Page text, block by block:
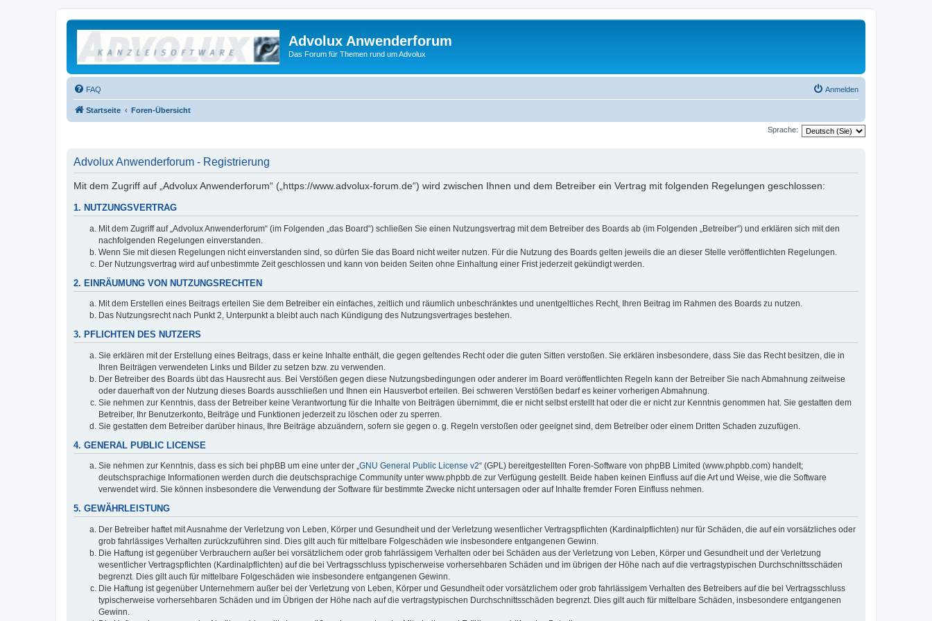
Advolux Anwenderforum
Das Forum für Themen rund um Advolux
FAQ Anmelden
Startseite Foren-Übersicht
Sprache:
Advolux Anwenderforum - Registrierung
Mit dem Zugriff auf „Advolux Anwenderforum“ („https://www.advolux-forum.de“) wird zwischen Ihnen und dem Betreiber ein Vertrag mit folgenden Regelungen geschlossen:
1. NUTZUNGSVERTRAG
Mit dem Zugriff auf „Advolux Anwenderforum“ (im Folgenden „das Board“) schließen Sie einen Nutzungsvertrag mit dem Betreiber des Boards ab (im Folgenden „Betreiber“) und erklären sich mit den
nachfolgenden Regelungen einverstanden.
Wenn Sie mit diesen Regelungen nicht einverstanden sind, so dürfen Sie das Board nicht weiter nutzen. Für die Nutzung des Boards gelten jeweils die an dieser Stelle veröffentlichten Regelungen.
Der Nutzungsvertrag wird auf unbestimmte Zeit geschlossen und kann von beiden Seiten ohne Einhaltung einer Frist jederzeit gekündigt werden.
2. EINRÄUMUNG VON NUTZUNGSRECHTEN
Mit dem Erstellen eines Beitrags erteilen Sie dem Betreiber ein einfaches, zeitlich und räumlich unbeschränktes und unentgeltliches Recht, Ihren Beitrag im Rahmen des Boards zu nutzen.
Das Nutzungsrecht nach Punkt 2, Unterpunkt a bleibt auch nach Kündigung des Nutzungsvertrages bestehen.
3. PFLICHTEN DES NUTZERS
Sie erklären mit der Erstellung eines Beitrags, dass er keine Inhalte enthält, die gegen geltendes Recht oder die guten Sitten verstoßen. Sie erklären insbesondere, dass Sie das Recht besitzen, die in
Ihren Beiträgen verwendeten Links und Bilder zu setzen bzw. zu verwenden.
Der Betreiber des Boards übt das Hausrecht aus. Bei Verstößen gegen diese Nutzungsbedingungen oder anderer im Board veröffentlichten Regeln kann der Betreiber Sie nach Abmahnung zeitweise
oder dauerhaft von der Nutzung dieses Boards ausschließen und Ihnen ein Hausverbot erteilen. Bei schweren Verstößen bedarf es keiner vorherigen Abmahnung.
Sie nehmen zur Kenntnis, dass der Betreiber keine Verantwortung für die Inhalte von Beiträgen übernimmt, die er nicht selbst erstellt hat oder die er nicht zur Kenntnis genommen hat. Sie gestatten dem
Betreiber, Ihr Benutzerkonto, Beiträge und Funktionen jederzeit zu löschen oder zu sperren.
Sie gestatten dem Betreiber darüber hinaus, Ihre Beiträge abzuändern, sofern sie gegen o. g. Regeln verstoßen oder geeignet sind, dem Betreiber oder einem Dritten Schaden zuzufügen.
4. GENERAL PUBLIC LICENSE
Sie nehmen zur Kenntnis, dass es sich bei phpBB um eine unter der „GNU General Public License v2“ (GPL) bereitgestellten Foren-Software von phpBB Limited (www.phpbb.com) handelt;
deutschsprachige Informationen werden durch die deutschsprachige Community unter www.phpbb.de zur Verfügung gestellt. Beide haben keinen Einfluss auf die Art und Weise, wie die Software
verwendet wird. Sie können insbesondere die Verwendung der Software für bestimmte Zwecke nicht untersagen oder auf Inhalte fremder Foren Einfluss nehmen.
5. GEWÄHRLEISTUNG
Der Betreiber haftet mit Ausnahme der Verletzung von Leben, Körper und Gesundheit und der Verletzung wesentlicher Vertragspflichten (Kardinalpflichten) nur für Schäden, die auf ein vorsätzliches oder
grob fahrlässiges Verhalten zurückzuführen sind. Dies gilt auch für mittelbare Folgeschäden wie insbesondere entgangenen Gewinn.
Die Haftung ist gegenüber Verbrauchern außer bei vorsätzlichem oder grob fahrlässigem Verhalten oder bei Schäden aus der Verletzung von Leben, Körper und Gesundheit und der Verletzung
wesentlicher Vertragspflichten (Kardinalpflichten) auf die bei Vertragsschluss typischerweise vorhersehbaren Schäden und im übrigen der Höhe nach auf die vertragstypischen Durchschnittsschäden
begrenzt. Dies gilt auch für mittelbare Folgeschäden wie insbesondere entgangenen Gewinn.
Die Haftung ist gegenüber Unternehmern außer bei der Verletzung von Leben, Körper und Gesundheit oder vorsätzlichem oder grob fahrlässigem Verhalten des Betreibers auf die bei Vertragsschluss
typischerweise vorhersehbaren Schäden und im Übrigen der Höhe nach auf die vertragstypischen Durchschnittsschäden begrenzt. Dies gilt auch für mittelbare Schäden, insbesondere entgangenen
Gewinn.